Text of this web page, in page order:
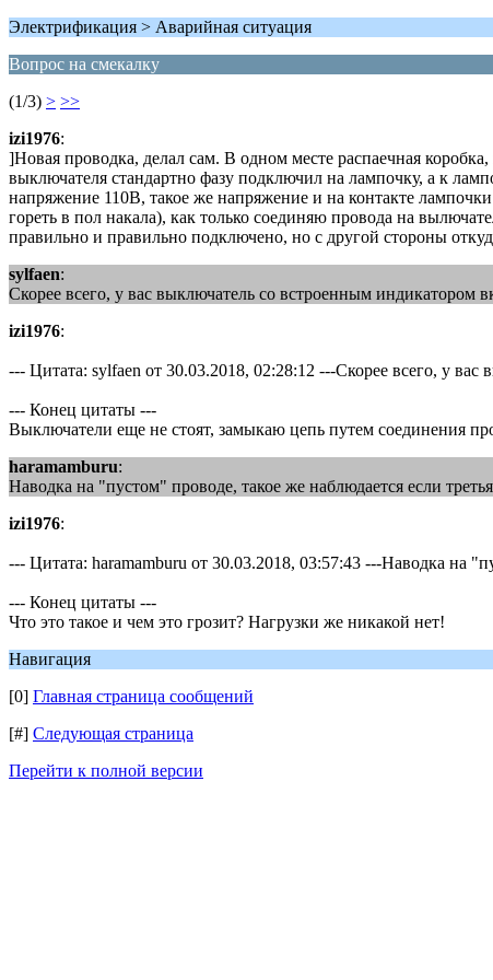
Электрификация > Аварийная ситуация
Вопрос на смекалку
(1/3) > >>
izi1976:
]Новая проводка, делал сам. В одном месте распаечная
выключателя стандартно фазу подключил на лампочку, а к
напряжение 110В, такое же напряжение и на контакте
гореть в пол накала), как только соединяю провода на
правильно и правильно подключено, но с другой стороны
sylfaen:
Скорее всего, у вас выключатель со встроенным индикатором
izi1976:
--- Цитата: sylfaen от 30.03.2018, 02:28:12 ---Скорее всего, у
--- Конец цитаты ---
Выключатели еще не стоят, замыкаю цепь путем соединения
haramamburu:
Наводка на "пустом" проводе, такое же наблюдается если
izi1976:
--- Цитата: haramamburu от 30.03.2018, 03:57:43 ---Наводка на
--- Конец цитаты ---
Что это такое и чем это грозит? Нагрузки же никакой нет!
Навигация
[0] Главная страница сообщений
[#] Следующая страница
Перейти к полной версии